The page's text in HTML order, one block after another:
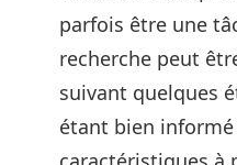
parfois être une
recherche peut
suivant quelques
étant bien informé